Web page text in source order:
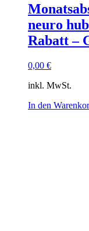
neuro
Rabatt –
0,00 €
inkl. MwSt.
In den